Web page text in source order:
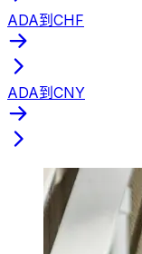
ADA到CHF
ADA到CNY